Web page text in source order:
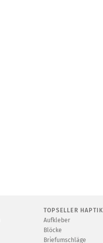
TOPSELLER HAPTIK
Aufkleber
Blöcke
Briefumschläge